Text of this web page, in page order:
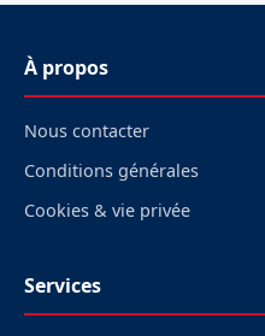
À propos
Nous contacter
Conditions générales
Cookies & vie privée
Services